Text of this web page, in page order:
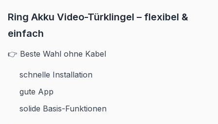
Ring Akku Video-Türklingel – flexibel &
einfach
👉 Beste Wahl ohne Kabel
schnelle Installation
gute App
solide Basis-Funktionen